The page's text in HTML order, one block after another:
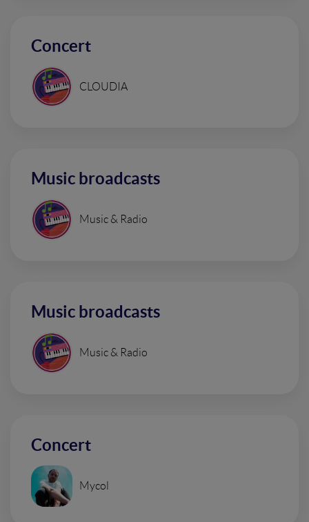
Concert
CLOUDIA
Music broadcasts
Music & Radio
Music broadcasts
Music & Radio
Concert
Mycol